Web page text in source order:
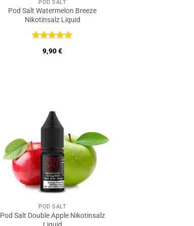
POD SALT
Pod Salt Watermelon Breeze
Nikotinsalz Liquid
Bewertet
mit5von
9,90€
POD SALT
Pod Salt Double Apple Nikotinsalz